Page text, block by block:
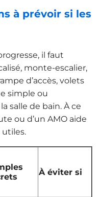
à prévoir si les
il faut
monte-escalier,
d’accès, volets
simple ou
salle de bain. À ce
ou d’un AMO aide
utiles.
À éviter si